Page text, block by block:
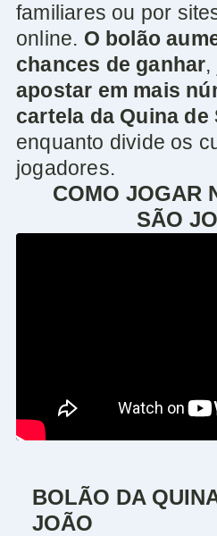
familiares ou por
online. O bolão
chances de ganhar,
apostar em mais
cartela da Quina de
enquanto divide os
jogadores.
COMO JOGAR
SÃO
BOLÃO DA
JOÃO